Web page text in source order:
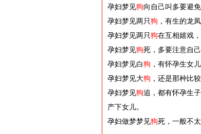
孕妇梦见狗向自己叫多要避
孕妇梦见两只狗 ，有生的龙
孕妇梦见两只狗在互相嬉戏
孕妇梦见狗死，多要注意自
孕妇梦见白狗 ，有怀孕生女
孕妇梦见大狗 ，还是那种比
孕妇梦见狗追，都有怀孕生
产下女儿。
孕妇做梦梦见狗死，一般不